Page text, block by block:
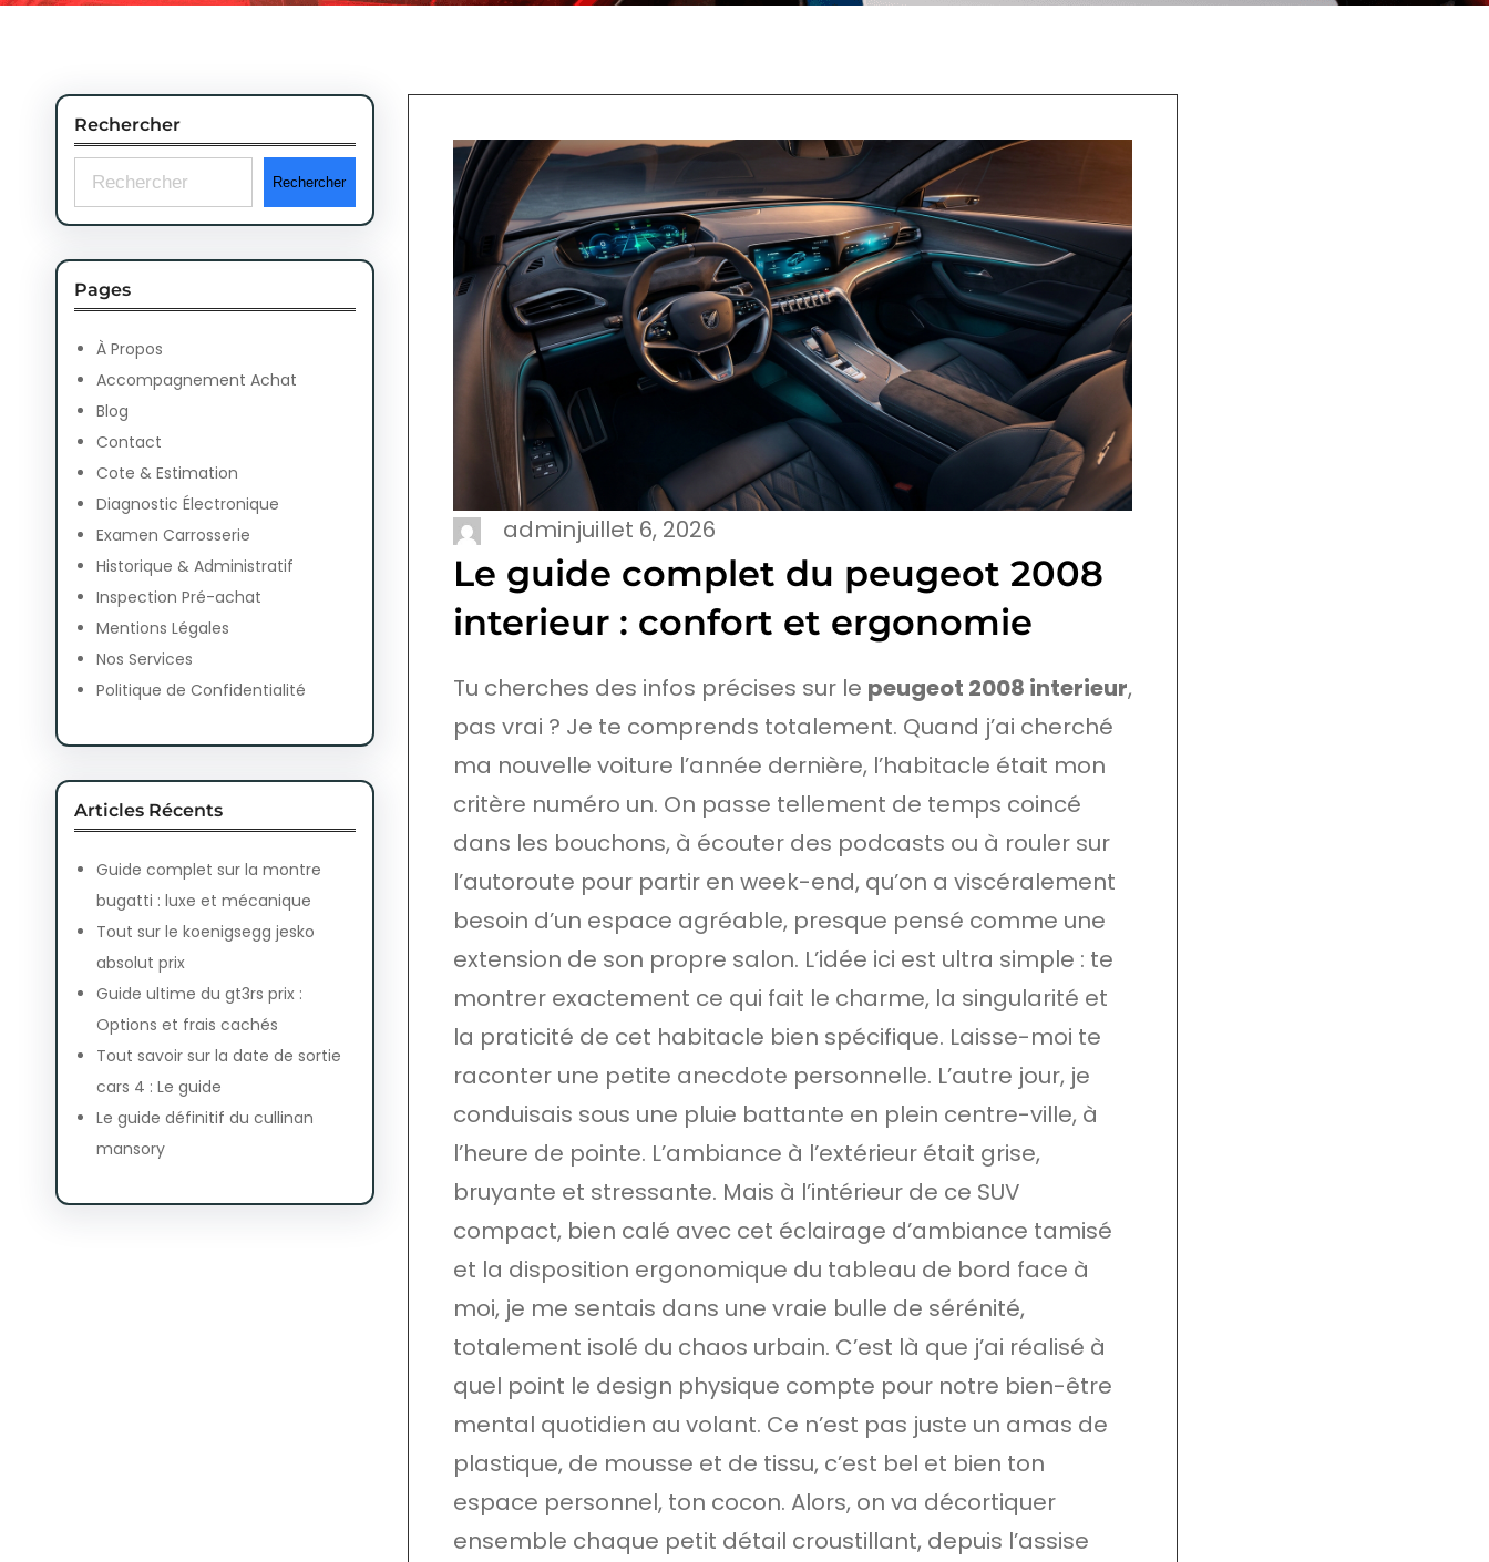
Rechercher
e
a
r
h
Rechercher
Pages
À Propos
Accompagnement Achat
Blog
Contact
Cote & Estimation
Diagnostic Électronique
Examen Carrosserie
Historique & Administratif
Inspection Pré-achat
Mentions Légales
Nos Services
Politique de Confidentialité
Articles Récents
Guide complet sur la montre
bugatti : luxe et mécanique
Tout sur le koenigsegg jesko
absolut prix
Guide ultime du gt3rs prix :
Options et frais cachés
Tout savoir sur la date de sortie
cars 4 : Le guide
Le guide définitif du cullinan
mansory
adminjuillet 6, 2026
Le guide complet du peugeot 2008
interieur : confort et ergonomie
Tu cherches des infos précises sur le peugeot 2008 interieur,
pas vrai ? Je te comprends totalement. Quand j’ai cherché
ma nouvelle voiture l’année dernière, l’habitacle était mon
critère numéro un. On passe tellement de temps coincé
dans les bouchons, à écouter des podcasts ou à rouler sur
l’autoroute pour partir en week-end, qu’on a viscéralement
besoin d’un espace agréable, presque pensé comme une
extension de son propre salon. L’idée ici est ultra simple : te
montrer exactement ce qui fait le charme, la singularité et
la praticité de cet habitacle bien spécifique. Laisse-moi te
raconter une petite anecdote personnelle. L’autre jour, je
conduisais sous une pluie battante en plein centre-ville, à
l’heure de pointe. L’ambiance à l’extérieur était grise,
bruyante et stressante. Mais à l’intérieur de ce SUV
compact, bien calé avec cet éclairage d’ambiance tamisé
et la disposition ergonomique du tableau de bord face à
moi, je me sentais dans une vraie bulle de sérénité,
totalement isolé du chaos urbain. C’est là que j’ai réalisé à
quel point le design physique compte pour notre bien-être
mental quotidien au volant. Ce n’est pas juste un amas de
plastique, de mousse et de tissu, c’est bel et bien ton
espace personnel, ton cocon. Alors, on va décortiquer
ensemble chaque petit détail croustillant, depuis l’assise